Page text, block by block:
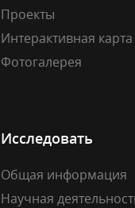
Проекты
Интерактивная карта
Фотогалерея
Исследовать
Общая информация
Научная